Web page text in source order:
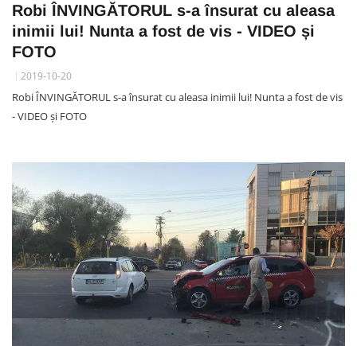
Robi ÎNVINGĂTORUL s-a însurat cu aleasa
inimii lui! Nunta a fost de vis - VIDEO și
FOTO
2019-10-20
Robi ÎNVINGĂTORUL s-a însurat cu aleasa inimii lui! Nunta a fost de vis
- VIDEO și FOTO